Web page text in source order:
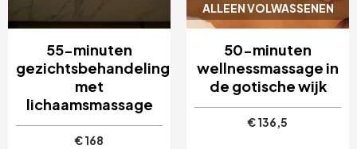
55-minuten
gezichtsbehandeling
met
lichaamsmassage
€ 168
ALLEEN VOLWASSENEN
50-minuten
wellnessmassage in
de gotische wijk
€ 136,5